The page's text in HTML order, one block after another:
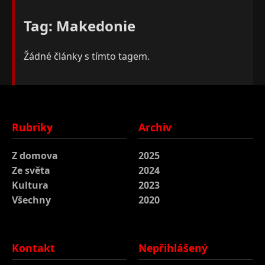
Tag: Makedonie
Žádné články s tímto tagem.
Rubriky
Z domova
Ze světa
Kultura
Všechny
Archiv
2025
2024
2023
2020
Kontakt Nepřihlášený